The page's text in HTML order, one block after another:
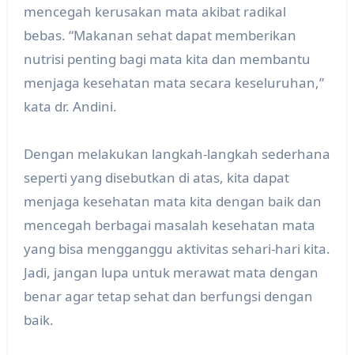
mencegah kerusakan mata akibat radikal
bebas. “Makanan sehat dapat memberikan
nutrisi penting bagi mata kita dan membantu
menjaga kesehatan mata secara keseluruhan,”
kata dr. Andini.
Dengan melakukan langkah-langkah sederhana
seperti yang disebutkan di atas, kita dapat
menjaga kesehatan mata kita dengan baik dan
mencegah berbagai masalah kesehatan mata
yang bisa mengganggu aktivitas sehari-hari kita.
Jadi, jangan lupa untuk merawat mata dengan
benar agar tetap sehat dan berfungsi dengan
baik.